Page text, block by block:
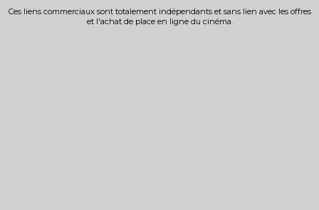
Ces liens commerciaux sont totalement indépendants et sans lien avec les offres
et l'achat de place en ligne du cinéma.